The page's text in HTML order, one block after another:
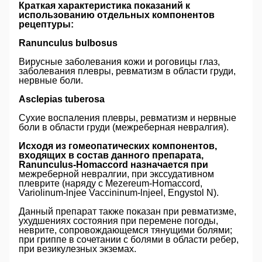
Краткая характеристика показаний к
использованию отдельных компонентов
рецептуры:
Ranunculus bulbosus
Вирусные заболевания кожи и роговицы глаз,
заболевания плевры, ревматизм в области груди,
нервные боли.
Asclepias tuberosa
Сухие воспаления плевры, ревматизм и нервные
боли в области груди (межреберная невралгия).
Исходя из гомеопатических компонентов,
входящих в состав данного препарата,
Ranunculus-Homaccord назначается при
межреберной невралгии, при экссудативном
плеврите (наряду с Mezereum-Homaccord,
Variolinum-lnjee Vaccininum-lnjeel, Engystol N).
Данный препарат также показан при ревматизме,
ухудшениях состояния при перемене погоды,
неврите, сопровождающемся тянущими болями;
при гриппе в сочетании с болями в области ребер,
при везикулезных экземах.